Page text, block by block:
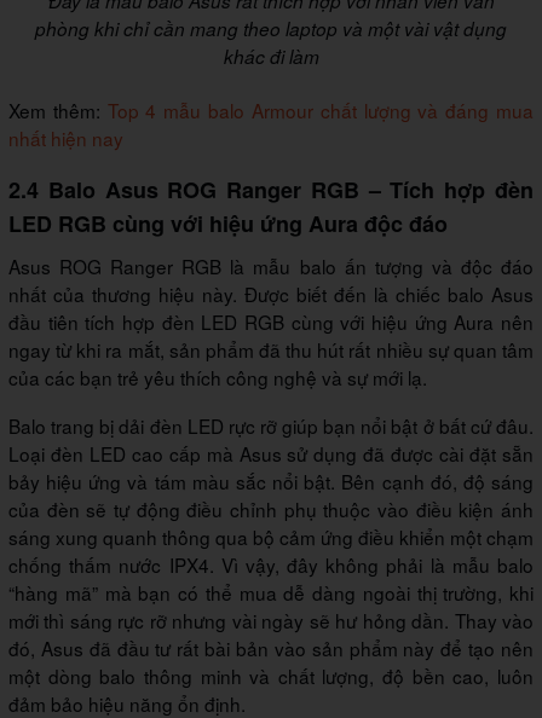
phòng khi chỉ cần mang theo laptop và một vài vật dụng
khác đi làm
Xem thêm: Top 4 mẫu balo Armour chất lượng và đáng mua
nhất hiện nay
2.4 Balo Asus ROG Ranger RGB – Tích hợp đèn
LED RGB cùng với hiệu ứng Aura độc đáo
Asus ROG Ranger RGB là mẫu balo ấn tượng và độc đáo
nhất của thương hiệu này. Được biết đến là chiếc balo Asus
đầu tiên tích hợp đèn LED RGB cùng với hiệu ứng Aura nên
ngay từ khi ra mắt, sản phẩm đã thu hút rất nhiều sự quan tâm
của các bạn trẻ yêu thích công nghệ và sự mới lạ.
Balo trang bị dải đèn LED rực rỡ giúp bạn nổi bật ở bất cứ đâu.
Loại đèn LED cao cấp mà Asus sử dụng đã được cài đặt sẵn
bảy hiệu ứng và tám màu sắc nổi bật. Bên cạnh đó, độ sáng
của đèn sẽ tự động điều chỉnh phụ thuộc vào điều kiện ánh
sáng xung quanh thông qua bộ cảm ứng điều khiển một chạm
chống thấm nước IPX4. Vì vậy, đây không phải là mẫu balo
“hàng mã” mà bạn có thể mua dễ dàng ngoài thị trường, khi
mới thì sáng rực rỡ nhưng vài ngày sẽ hư hỏng dần. Thay vào
đó, Asus đã đầu tư rất bài bản vào sản phẩm này để tạo nên
một dòng balo thông minh và chất lượng, độ bền cao, luôn
đảm bảo hiệu năng ổn định.